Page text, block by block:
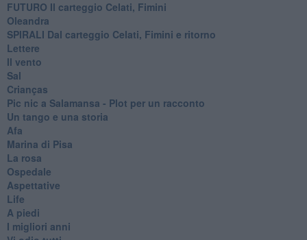
FUTURO Il carteggio Celati, Fimini
Oleandra
SPIRALI Dal carteggio Celati, Fimini e ritorno
Lettere
Il vento
Sal
Crianças
Pic nic a Salamansa - Plot per un racconto
Un tango e una storia
Afa
Marina di Pisa
La rosa
Ospedale
Aspettative
Life
A piedi
I migliori anni